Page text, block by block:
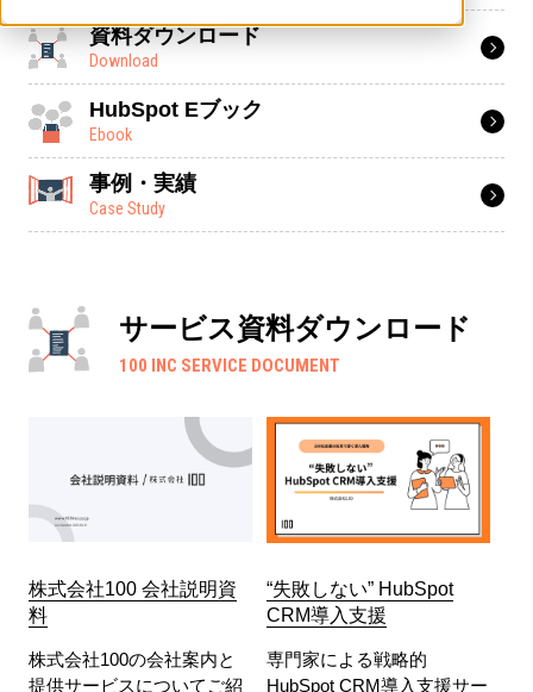
資料ダウンロード
Download
HubSpot Eブック
Ebook
事例・実績
Case Study
サービス資料ダウンロード
100 INC SERVICE DOCUMENT
株式会社100 会社説明資
料
株式会社100の会社案内と
提供サービスについてご紹
“失敗しない” HubSpot
CRM導入支援
専門家による戦略的
HubSpot CRM導入支援サー